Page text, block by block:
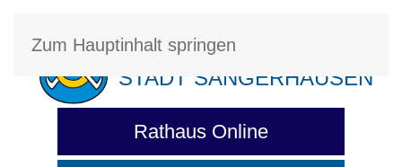
Zum Hauptinhalt springen
STADT SANGERHAUSEN
Rathaus Online